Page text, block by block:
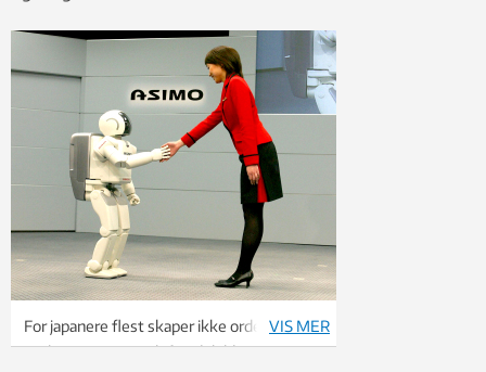
For japanere flest skaper ikke ordet
«robot» automatisk fiendebilder. De
VIS MER